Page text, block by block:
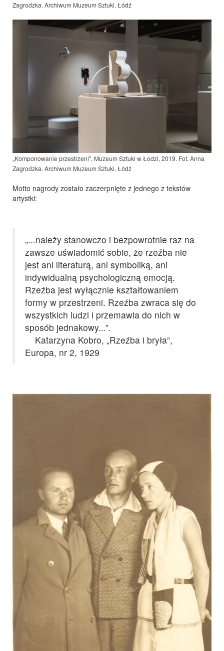
Zagrodzka. Archiwum Muzeum Sztuki, Łódź
„Komponowanie przestrzeni", Muzeum Sztuki w Łodzi, 2019. Fot. Anna
Zagrodzka. Archiwum Muzeum Sztuki, Łódź
Motto nagrody zostało zaczerpnięte z jednego z tekstów
artystki:
„...należy stanowczo i bezpowrotnie raz na
zawsze uświadomić sobie, że rzeźba nie
jest ani literaturą, ani symboliką, ani
indywidualną psychologiczną emocją.
Rzeźba jest wyłącznie kształtowaniem
formy w przestrzeni. Rzeźba zwraca się do
wszystkich ludzi i przemawia do nich w
sposób jednakowy...”.
Katarzyna Kobro, „Rzeźba i bryła”,
Europa, nr 2, 1929